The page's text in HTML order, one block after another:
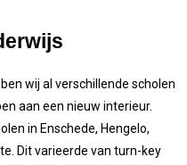
wij al verschillende scholen
aan een nieuw interieur.
in Enschede, Hengelo,
Dit varieerde van turn-key